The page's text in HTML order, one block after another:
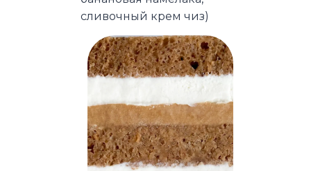
сливочный крем чиз)